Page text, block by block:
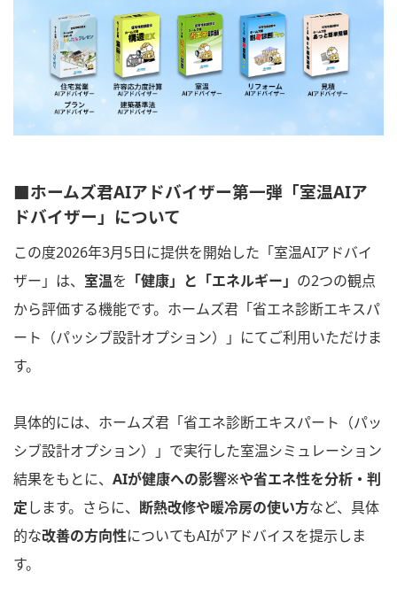
■ホームズ君AIアドバイザー第一弾「室温AIア
ドバイザー」について
この度2026年3月5日に提供を開始した「室温AIアドバイ
ザー」は、 室温を 「健康」と「エネルギー」 の2つの観点
から評価する機能です。ホームズ君「省エネ診断エキスパ
ート（パッシブ設計オプション）」にてご利用いただけま
す。
具体的には、ホームズ君「省エネ診断エキスパート（パッ
シブ設計オプション）」で実行した室温シミュレーション
結果をもとに、 AIが健康への影響※や省エネ性を分析・判
定します。さらに、 断熱改修や暖冷房の使い方など、具体
的な改善の方向性についてもAIがアドバイスを提示しま
す。